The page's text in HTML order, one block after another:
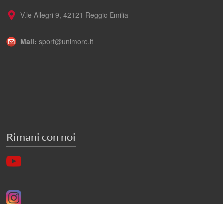
V.le Allegri 9, 42121 Reggio Emilia
Mail:sport@unimore.it
Rimani con noi